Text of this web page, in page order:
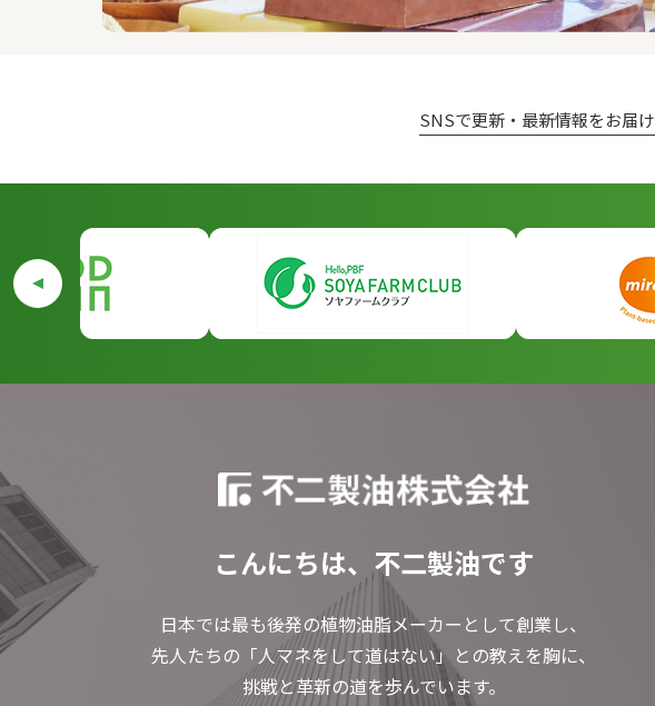
SNSで更新・最新情報をお届け
こんにちは、不二製油です
日本では最も後発の植物油脂メーカーとして創業し、
先人たちの「人マネをして道はない」との教えを胸に、
挑戦と革新の道を歩んでいます。